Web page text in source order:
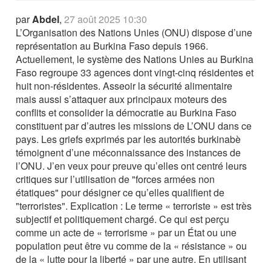
parAbdel,27 août 2025 10:30
L’Organisation des Nations Unies (ONU) dispose d’une
représentation au Burkina Faso depuis 1966.
Actuellement, le système des Nations Unies au Burkina
Faso regroupe 33 agences dont vingt-cinq résidentes et
huit non-résidentes. Asseoir la sécurité alimentaire
mais aussi s’attaquer aux principaux moteurs des
conflits et consolider la démocratie au Burkina Faso
constituent par d’autres les missions de L’ONU dans ce
pays. Les griefs exprimés par les autorités burkinabè
témoignent d’une méconnaissance des instances de
l’ONU. J’en veux pour preuve qu’elles ont centré leurs
critiques sur l’utilisation de "forces armées non
étatiques" pour désigner ce qu’elles qualifient de
"terroristes". Explication : Le terme « terroriste » est très
subjectif et politiquement chargé. Ce qui est perçu
comme un acte de « terrorisme » par un État ou une
population peut être vu comme de la « résistance » ou
de la « lutte pour la liberté » par une autre. En utilisant